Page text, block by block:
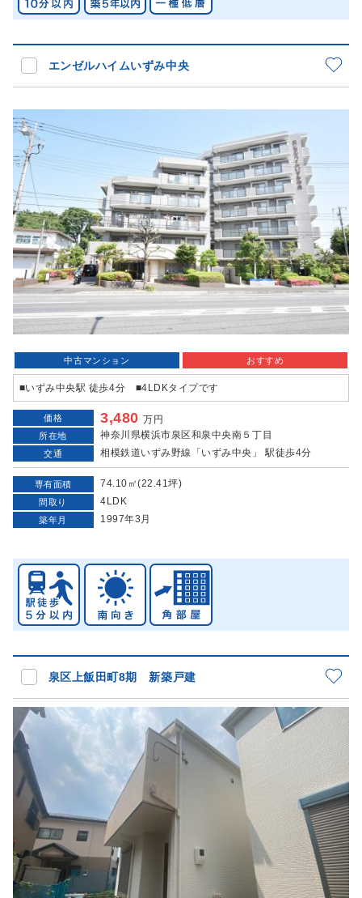
エンゼルハイムいずみ中央
中古マンション おすすめ
■いずみ中央駅 徒歩4分 ■4LDKタイプです
価格 3,480万円
所在地 神奈川県横浜市泉区和泉中央南５丁目
交通 相模鉄道いずみ野線「いずみ中央」 駅徒歩4分
専有面積 74.10㎡(22.41坪)
間取り 4LDK
築年月 1997年3月
泉区上飯田町8期 新築戸建